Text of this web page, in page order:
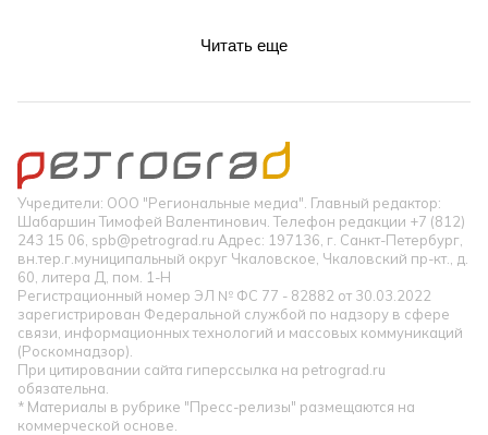
Читать еще
Учредители: ООО "Региональные медиа". Главный редактор:
Шабаршин Тимофей Валентинович. Телефон редакции +7 (812)
243 15 06, spb@petrograd.ru Адрес: 197136, г. Санкт-Петербург,
вн.тер.г.муниципальный округ Чкаловское, Чкаловский пр-кт., д.
60, литера Д, пом. 1-Н
Регистрационный номер ЭЛ № ФС 77 - 82882 от 30.03.2022
зарегистрирован Федеральной службой по надзору в сфере
связи, информационных технологий и массовых коммуникаций
(Роскомнадзор).
При цитировании сайта гиперссылка на petrograd.ru
обязательна.
* Материалы в рубрике "Пресс-релизы" размещаются на
коммерческой основе.